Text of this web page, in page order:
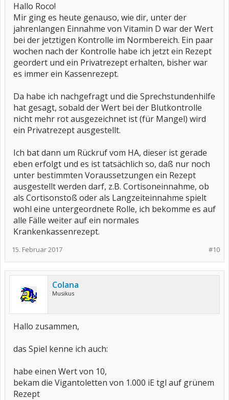
Hallo Roco!
Mir ging es heute genauso, wie dir, unter der
jahrenlangen Einnahme von Vitamin D war der Wert
bei der jetztigen Kontrolle im Normbereich. Ein paar
wochen nach der Kontrolle habe ich jetzt ein Rezept
geordert und ein Privatrezept erhalten, bisher war
es immer ein Kassenrezept.
Da habe ich nachgefragt und die Sprechstundenhilfe
hat gesagt, sobald der Wert bei der Blutkontrolle
nicht mehr rot ausgezeichnet ist (für Mangel) wird
ein Privatrezept ausgestellt.
Ich bat dann um Rückruf vom HA, dieser ist gerade
eben erfolgt und es ist tatsächlich so, daß nur noch
unter bestimmten Voraussetzungen ein Rezept
ausgestellt werden darf, z.B. Cortisoneinnahme, ob
als Cortisonstoß oder als Langzeiteinnahme spielt
wohl eine untergeordnete Rolle, ich bekomme es auf
alle Fälle weiter auf ein normales
Krankenkassenrezept.
#10
15. Februar 2017
Colana
Musikus
Hallo zusammen,
das Spiel kenne ich auch:
habe einen Wert von 10,
bekam die Vigantoletten von 1.000 iE tgl auf grünem
Rezept